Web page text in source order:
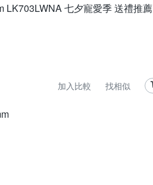
LK703LWNA 七夕寵愛季 送禮推薦
加入比較 找相似